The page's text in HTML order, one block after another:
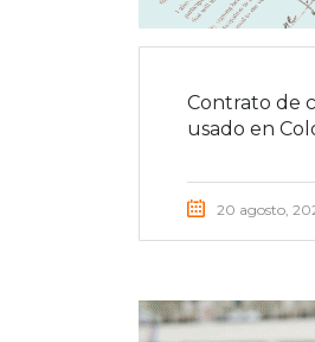
Contrato de
usado en
20 agosto,